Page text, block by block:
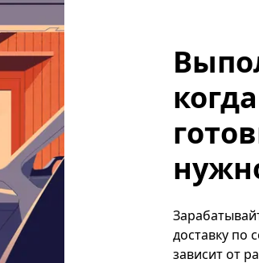
доставку по
зависит от